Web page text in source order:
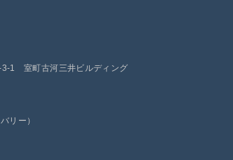
3-1 室町古河三井ビルディング
リー）